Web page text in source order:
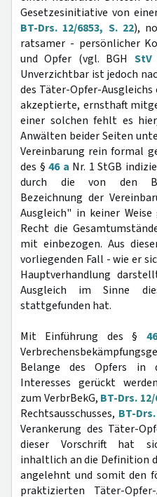
Gesetzesinitiative von
BT-Drs. 12/6853, S. 22),
ratsamer - persönlicher
und Opfer (vgl. BGH StV
Unverzichtbar ist jedoch
des Täter-Opfer-
akzeptierte, ernsthaft
einer solchen fehlt es
Anwälten beider Seiten
Vereinbarung rein formal
des § 46 a Nr. 1 StGB
durch die von den
Bezeichnung der
Ausgleich" in keiner
Recht die
mit einbezogen. Aus
vorliegenden Fall - wie er
Hauptverhandlung
Ausgleich im Sinne
stattgefunden hat.
Mit Einführung des §
Belange des Opfers in
Interesses gerückt
zum VerbrBekG, BT-Drs. 12/
Rechtsausschusses, BT-
Verankerung des Täter-
dieser Vorschrift hat
inhaltlich an die Definition
angelehnt und somit den
praktizierten Täter-